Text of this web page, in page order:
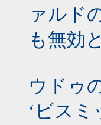
ァルド
も無効
ウドゥ
‘ビスミ